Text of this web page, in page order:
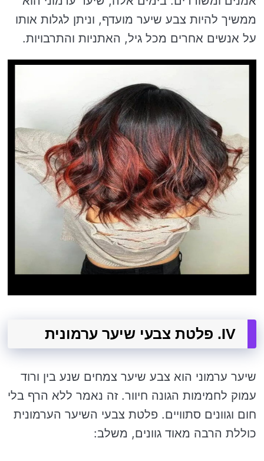
ממשיך להיות צבע שיער מועדף, וניתן לגלות אותו
על אנשים אחרים מכל גיל, האתניות והתרבויות.
IV. פלטת צבעי שיער ערמונית
שיער ערמוני הוא צבע שיער צמחים שנע בין ורוד
עמוק לחמימות הגונה חיוור. זה נאמר ללא הרף בלי
חום וגוונים סתוויים. פלטת צבעי השיער הערמונית
כוללת הרבה מאוד גוונים, משלב: